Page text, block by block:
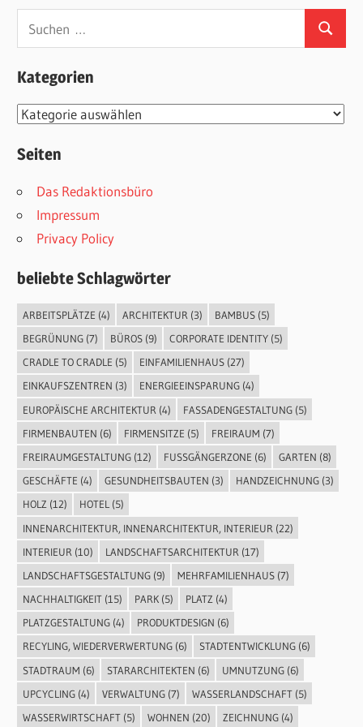
nach:
Suchen
Kategorien
Kategorien
Seiten
Das Redaktionsbüro
Impressum
Privacy Policy
beliebte Schlagwörter
ARBEITSPLÄTZE (4) ARCHITEKTUR (3) BAMBUS(5)
BEGRÜNUNG(7) BÜROS(9) CORPORATE IDENTITY(5)
CRADLE TO CRADLE (5) EINFAMILIENHAUS(27)
EINKAUFSZENTREN (3) ENERGIEEINSPARUNG(4)
EUROPÄISCHE ARCHITEKTUR (4) FASSADENGESTALTUNG(5)
FIRMENBAUTEN (6) FIRMENSITZE (5) FREIRAUM (7)
FREIRAUMGESTALTUNG(12) FUSSGÄNGERZONE (6) GARTEN (8)
GESCHÄFTE (4) GESUNDHEITSBAUTEN (3) HANDZEICHNUNG(3)
HOLZ(12) HOTEL(5)
INNENARCHITEKTUR, INNENARCHITEKTUR, INTERIEUR (22)
INTERIEUR (10) LANDSCHAFTSARCHITEKTUR (17)
LANDSCHAFTSGESTALTUNG(9) MEHRFAMILIENHAUS(7)
NACHHALTIGKEIT(15) PARK(5) PLATZ (4)
PLATZGESTALTUNG(4) PRODUKTDESIGN (6)
RECYLING, WIEDERVERWERTUNG(6) STADTENTWICKLUNG(6)
STADTRAUM (6) STARARCHITEKTEN (6) UMNUTZUNG(6)
UPCYCLING(4) VERWALTUNG(7) WASSERLANDSCHAFT(5)
WASSERWIRTSCHAFT(5) WOHNEN (20) ZEICHNUNG(4)